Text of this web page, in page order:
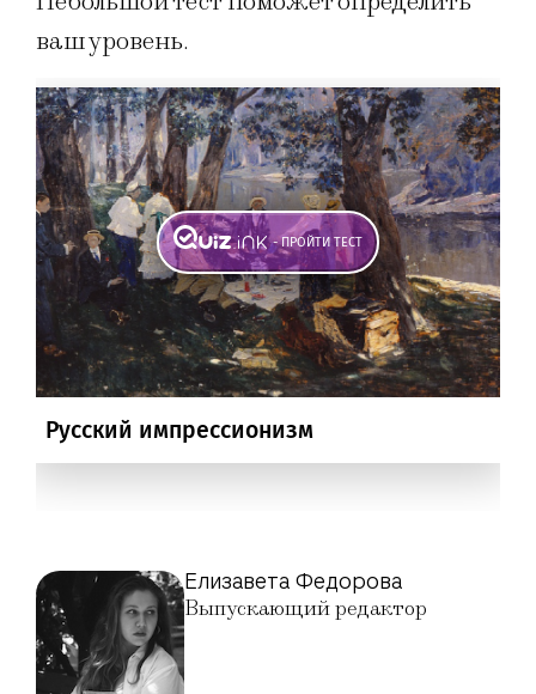
ваш уровень.
Елизавета Федорова
Выпускающий редактор